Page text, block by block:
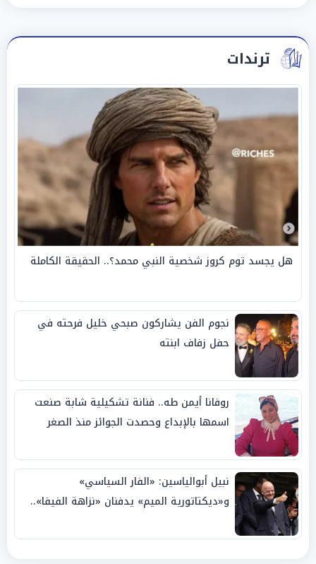
ترندات
هل يجسد توم كروز شخصية النبي محمد؟.. الحقيقة الكاملة
نجوم الفن يشاركون صبحي خليل فرحته في
حفل زفاف ابنته
روفانا أيمن طه.. فنانة تشكيلية شابة صنعت
اسمها بالإبداع وحصدت الجوائز منذ الصغر
نبيل أبوالياسين: «الفار السياسي»
و«ديكتاتورية الميم» يدفنان «نزاهة الفيفا»..